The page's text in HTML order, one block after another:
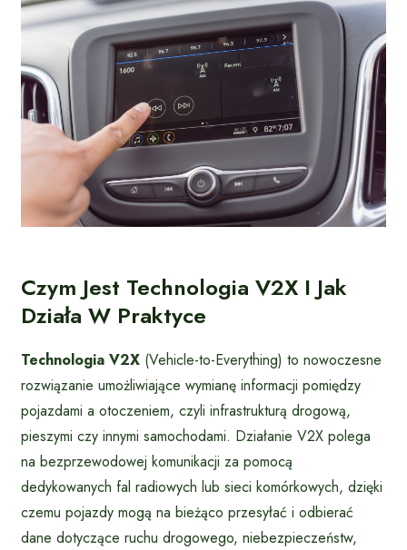
Czym Jest Technologia V2X I Jak
Działa W Praktyce
Technologia V2X (Vehicle-to-Everything) to nowoczesne
rozwiązanie umożliwiające wymianę informacji pomiędzy
pojazdami a otoczeniem, czyli infrastrukturą drogową,
pieszymi czy innymi samochodami. Działanie V2X polega
na bezprzewodowej komunikacji za pomocą
dedykowanych fal radiowych lub sieci komórkowych, dzięki
czemu pojazdy mogą na bieżąco przesyłać i odbierać
dane dotyczące ruchu drogowego, niebezpieczeństw,